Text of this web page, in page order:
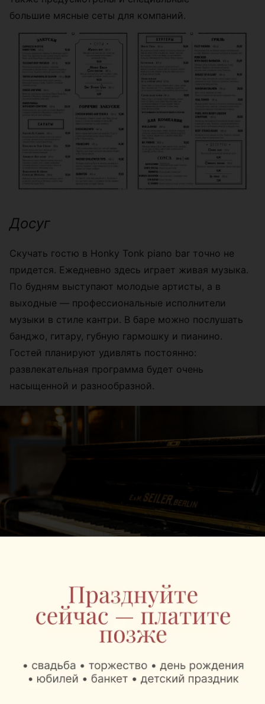
большие мясные сеты для компаний.
Досуг
Скучать гостю в Honky Tonk piano bar точно не
придется. Ежедневно здесь играет живая музыка.
По будням выступают молодые артисты, а в
выходные — профессиональные исполнители
музыки в стиле кантри. В баре можно послушать
банджо, гитару, губную гармошку и пианино.
Гостей планируют удивлять постоянно:
развлекательная программа будет очень
насыщенной и разнообразной.
Летом откроется терасса с баром и, возможно,
планируют проводить уличные выступления и
танцевальные шоу-программы.